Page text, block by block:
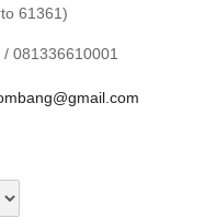
61361)
081336610001